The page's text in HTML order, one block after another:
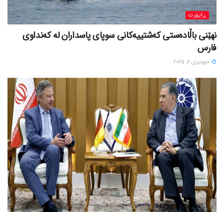
ڕاپۆرت
نهێنی باڵادەستی کەشتییەکانی سوپای پاسداران لە کەنداوی
فارس
حوزه‌یران 7, 2025